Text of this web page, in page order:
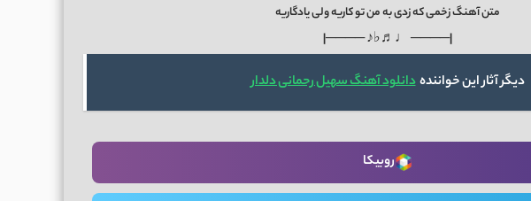
متن آهنگ زخمی که زدی به من تو کاریه ولی یادگاریه
|──── ♩♬♭♪ ────|
دیگر آثار این خوانندهدانلود آهنگ سهیل رحمانی دلدار
روبیکا